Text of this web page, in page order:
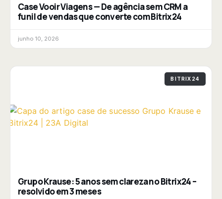
Case Vooir Viagens — De agência sem CRM a
funil de vendas que converte com Bitrix24
junho 10, 2026
BITRIX24
Grupo Krause: 5 anos sem clareza no Bitrix24 –
resolvido em 3 meses